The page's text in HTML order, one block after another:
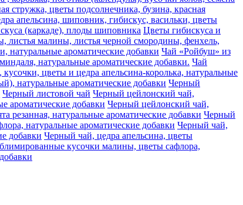
стружка, цветы подсолнечника, бузина, красная
апельсина, шиповник, гибискус, васильки, цветы
(каркаде), плоды шиповника Цветы гибискуса и
листья малины, листья черной смородины, фенхель,
натуральные ароматические добавки Чай «Ройбуш» из
натуральные ароматические добавки. Чай
цветы и цедра апельсина-королька, натуральные
натуральные ароматические добавки Черный
Черный листовой чай Черный цейлонский чай,
ароматические добавки Черный цейлонский чай,
натуральные ароматические добавки Черный
натуральные ароматические добавки Черный чай,
добавки Черный чай, цедра апельсина, цветы
кусочки малины, цветы сафлора,